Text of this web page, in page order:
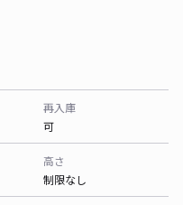
再入庫
可
高さ
制限なし